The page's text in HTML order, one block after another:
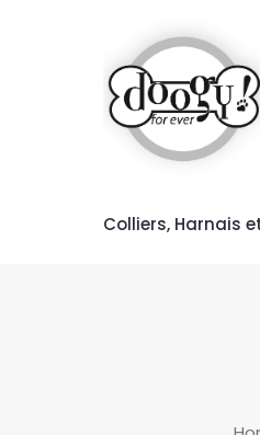
Colliers, Harnais